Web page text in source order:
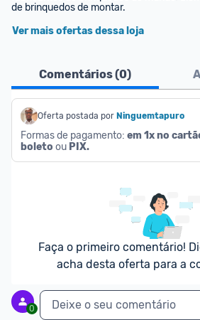
de brinquedos de montar.
Ver mais ofertas dessa loja
Comentários (0)
Oferta postada por Ninguemtapuro
Formas de pagamento: em 1x no
boleto ou PIX.
Faça o primeiro comentário!
acha desta oferta para a
0 Deixe o seu comentário